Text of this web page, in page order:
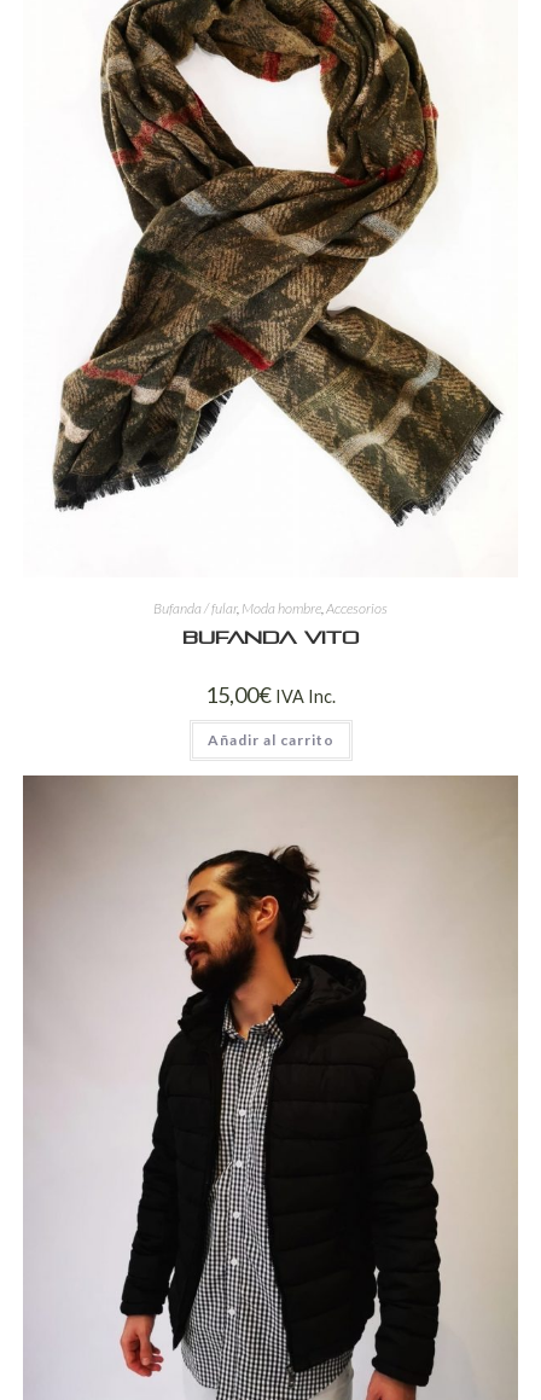
Bufanda / fular, Moda hombre Accesorios
Bufanda Vito
15,00€ IVA Inc.
Añadir al carrito